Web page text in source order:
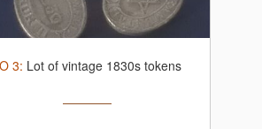
3: Lot of vintage 1830s tokens